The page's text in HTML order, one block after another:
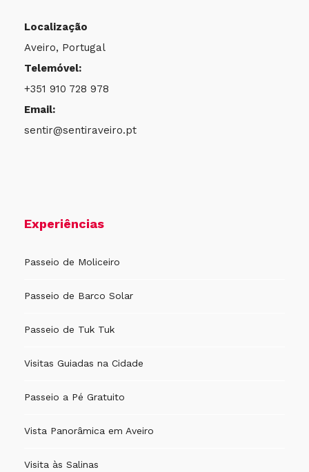
Localização
Aveiro, Portugal
Telemóvel:
+351 910 728 978
Email:
sentir@sentiraveiro.pt
Experiências
Passeio de Moliceiro
Passeio de Barco Solar
Passeio de Tuk Tuk
Visitas Guiadas na Cidade
Passeio a Pé Gratuito
Vista Panorâmica em Aveiro
Visita às Salinas